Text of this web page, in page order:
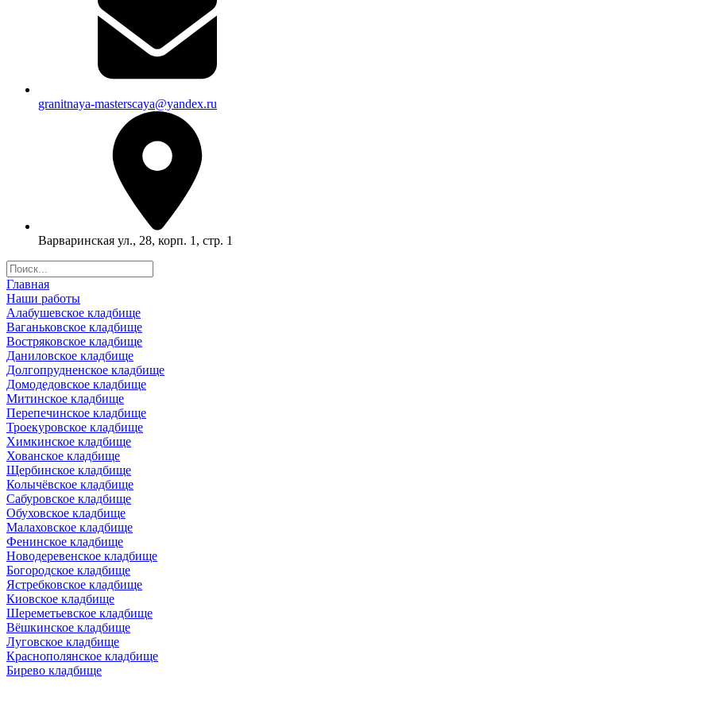
granitnaya-masterscaya@yandex.ru
Варваринская ул., 28, корп. 1, стр. 1
Главная
Наши работы
Алабушевское кладбище
Ваганьковское кладбище
Востряковское кладбище
Даниловское кладбище
Долгопрудненское кладбище
Домодедовское кладбище
Митинское кладбище
Перепечинское кладбище
Троекуровское кладбище
Химкинское кладбище
Хованское кладбище
Щербинское кладбище
Колычёвское кладбище
Сабуровское кладбище
Обуховское кладбище
Малаховское кладбище
Фенинское кладбище
Новодеревенское кладбище
Богородское кладбище
Ястребковское кладбище
Киовское кладбище
Шереметьевское кладбище
Вёшкинское кладбище
Луговское кладбище
Краснополянское кладбище
Бирево кладбище